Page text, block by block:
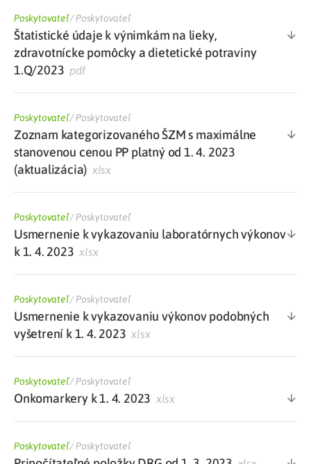
Poskytovateľ/Poskytovateľ
Štatistické údaje k výnimkám na lieky,
zdravotnícke pomôcky a dietetické potraviny
1.Q/2023 pdf
Poskytovateľ/Poskytovateľ
Zoznam kategorizovaného ŠZM s maximálne
stanovenou cenou PP platný od 1. 4. 2023
(aktualizácia) xlsx
Poskytovateľ/Poskytovateľ
Usmernenie k vykazovaniu laboratórnych výkonov
k 1. 4. 2023 xlsx
Poskytovateľ/Poskytovateľ
Usmernenie k vykazovaniu výkonov podobných
vyšetrení k 1. 4. 2023 xlsx
Poskytovateľ/Poskytovateľ
Onkomarkery k 1. 4. 2023 xlsx
Poskytovateľ/Poskytovateľ